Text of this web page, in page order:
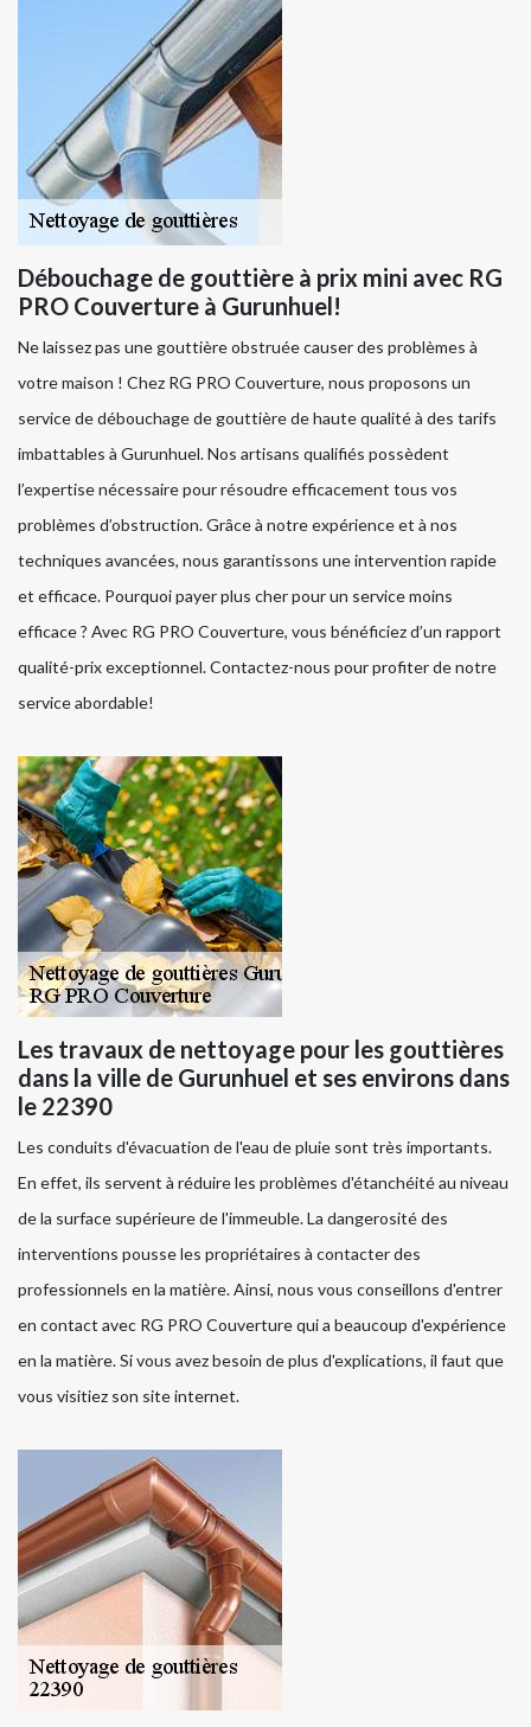
Débouchage de gouttière à prix mini avec RG
PRO Couverture à Gurunhuel!
Ne laissez pas une gouttière obstruée causer des problèmes à
votre maison ! Chez RG PRO Couverture, nous proposons un
service de débouchage de gouttière de haute qualité à des tarifs
imbattables à Gurunhuel. Nos artisans qualifiés possèdent
l’expertise nécessaire pour résoudre efficacement tous vos
problèmes d’obstruction. Grâce à notre expérience et à nos
techniques avancées, nous garantissons une intervention rapide
et efficace. Pourquoi payer plus cher pour un service moins
efficace ? Avec RG PRO Couverture, vous bénéficiez d’un rapport
qualité-prix exceptionnel. Contactez-nous pour profiter de notre
service abordable!
Les travaux de nettoyage pour les gouttières
dans la ville de Gurunhuel et ses environs dans
le 22390
Les conduits d'évacuation de l'eau de pluie sont très importants.
En effet, ils servent à réduire les problèmes d'étanchéité au niveau
de la surface supérieure de l'immeuble. La dangerosité des
interventions pousse les propriétaires à contacter des
professionnels en la matière. Ainsi, nous vous conseillons d'entrer
en contact avec RG PRO Couverture qui a beaucoup d'expérience
en la matière. Si vous avez besoin de plus d'explications, il faut que
vous visitiez son site internet.